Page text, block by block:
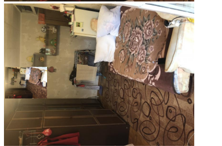
1 100 000 ₽
Мария
+7 (926) 866 08 84
На сайте с 2015 года.